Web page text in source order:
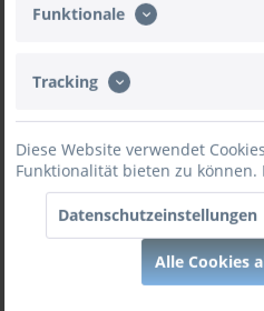
Variante:
Funktionale
Tracking
Diese Website verwendet
Funktionalität bieten zu können.
Datenschutzeinstellungen
Alle Cookies